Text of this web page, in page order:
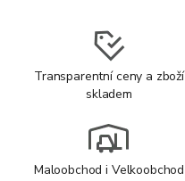
Transparentní ceny a zboží
skladem
Maloobchod i Velkoobchod